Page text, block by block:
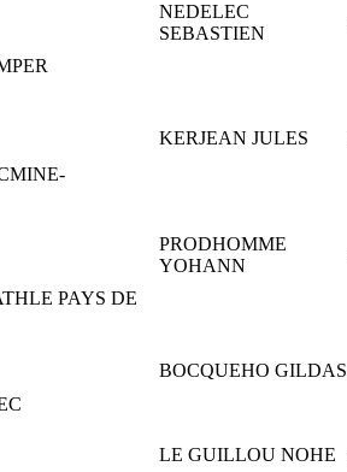
NEDELEC
SEBASTIEN
KERJEAN JULES
PRODHOMME
YOHANN
PAYS DE
BOCQUEHO GILDAS
LE GUILLOU NOHE